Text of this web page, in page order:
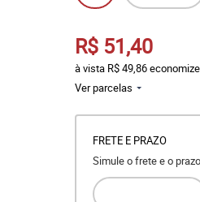
R$ 51,40
à vista R$ 49,86economize
Ver parcelas
FRETE E PRAZO
Simule o frete e o